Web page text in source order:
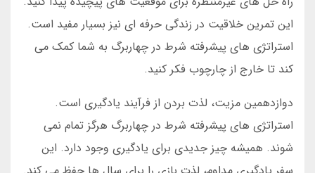
این تمرین خلاقیت در زندگی حرفه ای نیز بسیار مفید است.
استراتژی های پیشرفته شرط در چهاربرگ به شما کمک می
کند تا خارج از چارچوب فکر کنید.
دوازدهمین مزیت، لذت بردن از فرآیند یادگیری است.
استراتژی های پیشرفته شرط در چهاربرگ هرگز تمام نمی
شوند. همیشه چیز جدیدی برای یادگیری وجود دارد. این